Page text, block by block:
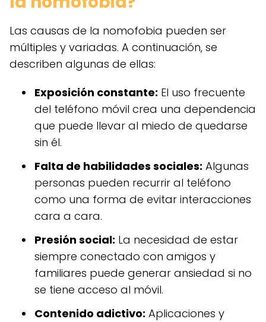
Las causas de la nomofobia pueden ser
múltiples y variadas. A continuación, se
describen algunas de ellas:
Exposición constante: El uso frecuente
del teléfono móvil crea una dependencia
que puede llevar al miedo de quedarse
sin él.
Falta de habilidades sociales: Algunas
personas pueden recurrir al teléfono
como una forma de evitar interacciones
cara a cara.
Presión social: La necesidad de estar
siempre conectado con amigos y
familiares puede generar ansiedad si no
se tiene acceso al móvil.
Contenido adictivo: Aplicaciones y